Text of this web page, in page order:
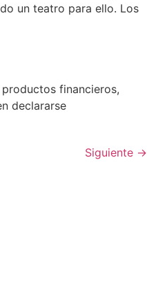
un teatro para ello. Los
financieros,
declararse
Siguiente →